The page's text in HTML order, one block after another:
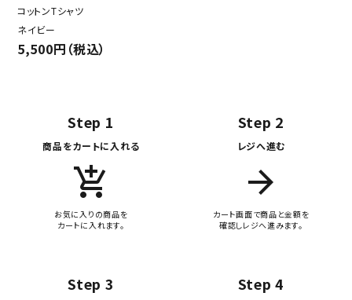
コットンTシャツ
ネイビー
5,500円（税込）
Step 1
商品をカートに入れる
add_shopping_cart
お気に入りの商品を
カートに入れます。
Step 2
レジへ進む
arrow_forward
カート画面で商品と金額を
確認しレジへ進みます。
Step 3 Step 4